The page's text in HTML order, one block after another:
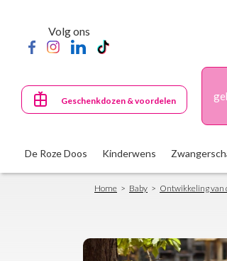
content
Volg ons
Geschenkdozen & voordelen
De Roze Doos Kinderwens
Breadcrumb
Home Baby Ontwikkeling van